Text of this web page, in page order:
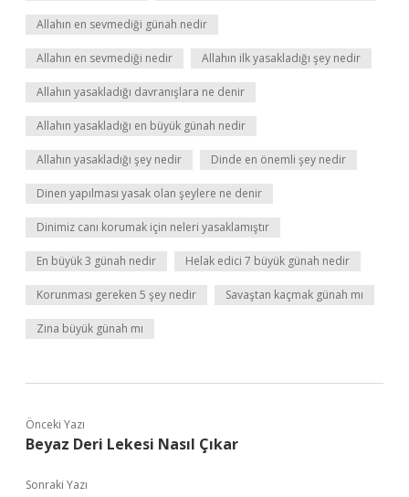
Allahın en sevmediği günah nedir
Allahın en sevmediği nedir Allahın ilk yasakladığı şey nedir
Allahın yasakladığı davranışlara ne denir
Allahın yasakladığı en büyük günah nedir
Allahın yasakladığı şey nedir Dinde en önemli şey nedir
Dinen yapılması yasak olan şeylere ne denir
Dinimiz canı korumak için neleri yasaklamıştır
En büyük 3 günah nedir Helak edici 7 büyük günah nedir
Korunması gereken 5 şey nedir Savaştan kaçmak günah mı
Zina büyük günah mı
Önceki Yazı
Beyaz Deri Lekesi Nasıl Çıkar
Sonraki Yazı